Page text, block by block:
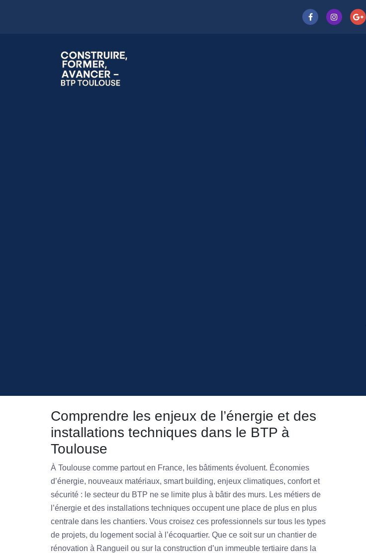
Comprendre les enjeux de l’énergie et des
installations techniques dans le BTP à
Toulouse
À Toulouse comme partout en France, les bâtiments évoluent. Économies
d’énergie, nouveaux matériaux, smart building, enjeux climatiques, confort et
sécurité : le secteur du BTP ne se limite plus à bâtir des murs. Les métiers de
l’énergie et des installations techniques occupent une place de plus en plus
centrale dans les chantiers. Vous croisez ces professionnels sur tous les types
de projets, du logement social à l’écoquartier. Que ce soit sur un chantier de
rénovation à Rangueil ou sur la construction d’un immeuble tertiaire dans la